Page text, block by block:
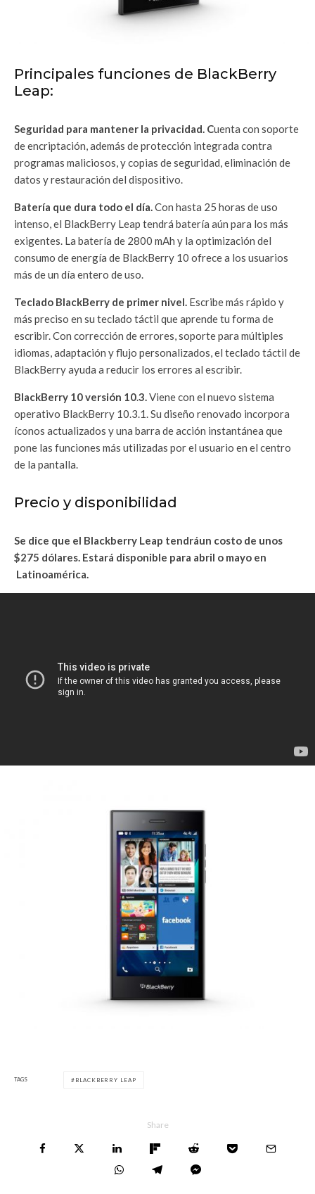
Principales funciones de BlackBerry
Leap:
Seguridad para mantener la privacidad. Cuenta con soporte
de encriptación, además de protección integrada contra
programas maliciosos, y copias de seguridad, eliminación de
datos y restauración del dispositivo.
Batería que dura todo el día.Con hasta 25 horas de uso
intenso, el BlackBerry Leap tendrá batería aún para los más
exigentes. La batería de 2800 mAh y la optimización del
consumo de energía de BlackBerry 10 ofrece a los usuarios
más de un día entero de uso.
Teclado BlackBerry de primer nivel. Escribe más rápido y
más preciso en su teclado táctil que aprende tu forma de
escribir. Con corrección de errores, soporte para múltiples
idiomas, adaptación y flujo personalizados, el teclado táctil de
BlackBerry ayuda a reducir los errores al escribir.
BlackBerry 10 versión 10.3.Viene con el nuevo sistema
operativo BlackBerry 10.3.1. Su diseño renovado incorpora
íconos actualizados y una barra de acción instantánea que
pone las funciones más utilizadas por el usuario en el centro
de la pantalla.
Precio y disponibilidad
Se dice que el Blackberry Leap tendráun costo de unos
$275 dólares. Estará disponible para abril o mayo en
Latinoamérica.
TAGS BLACKBERRY LEAP
Share